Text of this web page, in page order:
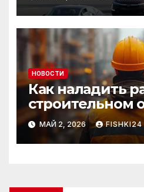
НОВОСТИ
Как наладить
строительном
МАЙ 2, 2026 FISHKI24